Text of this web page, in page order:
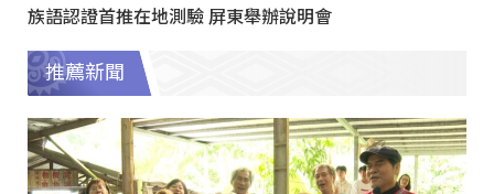
族語認證首推在地測驗 屏東舉辦說明會
推薦新聞